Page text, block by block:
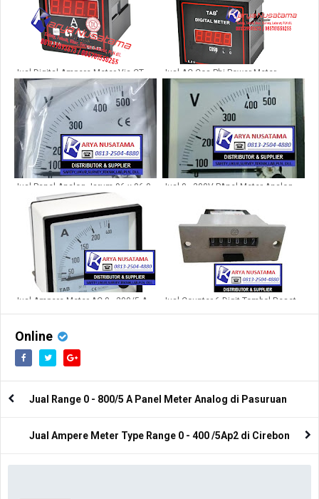
Jual Digital Ampere Meter Via CT
SFN-9K1-I di Surabaya
Jual AC Cos Phi Power Meter
(W&KW) 1 Phase di Batam
Jual Panel Analog Jarum 96 x 96 0 -
Jual 0 - 300V PAnel Meter Analog
Jual Ampere Meter AC 0 - 200/5 A
Jual Counter 6 Digit Tombol Reset
Online
Jual Range 0 - 800/5 A Panel Meter Analog di Pasuruan
Jual Ampere Meter Type Range 0 - 400 /5Ap2 di Cirebon